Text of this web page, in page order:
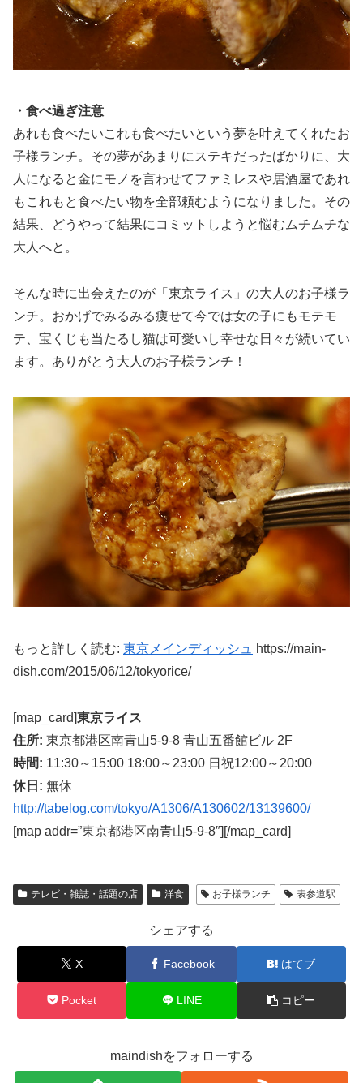
・食べ過ぎ注意
あれも食べたいこれも食べたいという夢を叶えてくれたお
子様ランチ。その夢があまりにステキだったばかりに、大
人になると金にモノを言わせてファミレスや居酒屋であれ
もこれもと食べたい物を全部頼むようになりました。その
結果、どうやって結果にコミットしようと悩むムチムチな
大人へと。
そんな時に出会えたのが「東京ライス」の大人のお子様ラ
ンチ。おかげでみるみる痩せて今では女の子にもモテモ
テ、宝くじも当たるし猫は可愛いし幸せな日々が続いてい
ます。ありがとう大人のお子様ランチ！
もっと詳しく読む: 東京メインディッシュ
https://main-
dish.com/2015/06/12/tokyorice/
[map_card]東京ライス
住所: 東京都港区南青山5-9-8 青山五番館ビル 2F
時間: 11:30～15:00 18:00～23:00 日祝12:00～20:00
休日: 無休
http://tabelog.com/tokyo/A1306/A130602/13139600/
[map addr=”東京都港区南青山5-9-8″][/map_card]
テレビ・雑誌・話題の店 洋食 お子様ランチ 表参道駅
シェアする
X Facebook はてブ
Pocket LINE コピー
maindishをフォローする